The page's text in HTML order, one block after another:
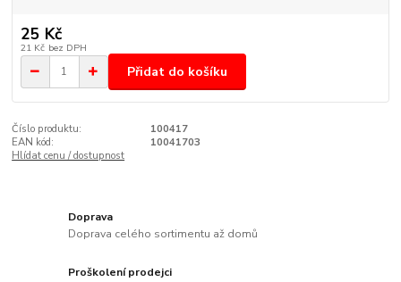
25 Kč
21 Kč bez DPH
Přidat do košíku
Číslo produktu:
100417
EAN kód:
10041703
Hlídat cenu / dostupnost
Doprava
Doprava celého sortimentu až domů
Proškolení prodejci